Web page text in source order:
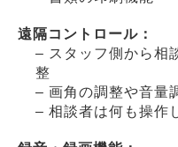
遠隔コントロール：
– スタッフ側から相
整
– 画角の調整や音量
– 相談者は何も操作